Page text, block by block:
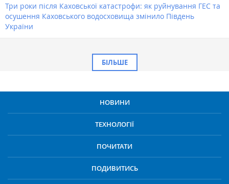
Три роки після Каховської катастрофи: як руйнування ГЕС та
осушення Каховського водосховища змінило Південь
України
БІЛЬШЕ
НОВИНИ
ТЕХНОЛОГІЇ
ПОЧИТАТИ
ПОДИВИТИСЬ